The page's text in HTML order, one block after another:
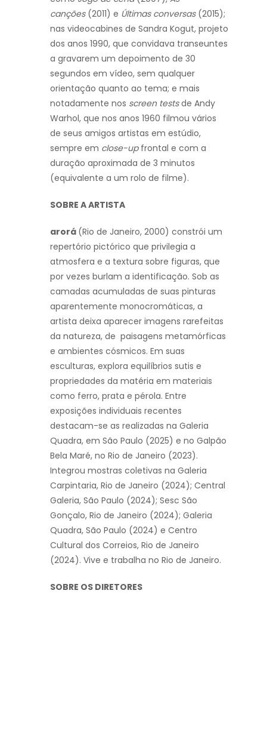
canções(2011) e Últimas conversas(2015);
nas videocabines de Sandra Kogut, projeto
dos anos 1990, que convidava transeuntes
a gravarem um depoimento de 30
segundos em vídeo, sem qualquer
orientação quanto ao tema; e mais
notadamente nos screen testsde Andy
Warhol, que nos anos 1960 filmou vários
de seus amigos artistas em estúdio,
sempre em close-upfrontal e com a
duração aproximada de 3 minutos
(equivalente a um rolo de filme).
SOBRE A ARTISTA
arorá (Rio de Janeiro, 2000) constrói um
repertório pictórico que privilegia a
atmosfera e a textura sobre figuras, que
por vezes burlam a identificação. Sob as
camadas acumuladas de suas pinturas
aparentemente monocromáticas, a
artista deixa aparecer imagens rarefeitas
da natureza, de paisagens metamórficas
e ambientes cósmicos. Em suas
esculturas, explora equilíbrios sutis e
propriedades da matéria em materiais
como ferro, prata e pérola. Entre
exposições individuais recentes
destacam-se as realizadas na Galeria
Quadra, em São Paulo (2025) e no Galpão
Bela Maré, no Rio de Janeiro (2023).
Integrou mostras coletivas na Galeria
Carpintaria, Rio de Janeiro (2024); Central
Galeria, São Paulo (2024); Sesc São
Gonçalo, Rio de Janeiro (2024); Galeria
Quadra, São Paulo (2024) e Centro
Cultural dos Correios, Rio de Janeiro
(2024). Vive e trabalha no Rio de Janeiro.
SOBRE OS DIRETORES